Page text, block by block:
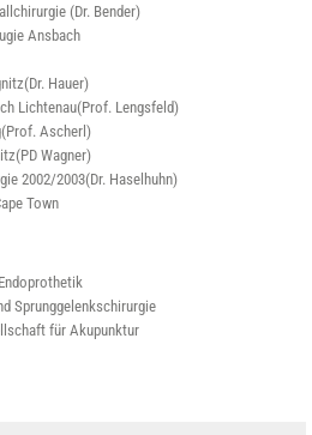
(Dr. Bender)
Ansbach
Hauer)
Lichtenau(Prof. Lengsfeld)
Ascherl)
Wagner)
2002/2003(Dr. Haselhuhn)
Town
Sprunggelenkschirurgie
für Akupunktur